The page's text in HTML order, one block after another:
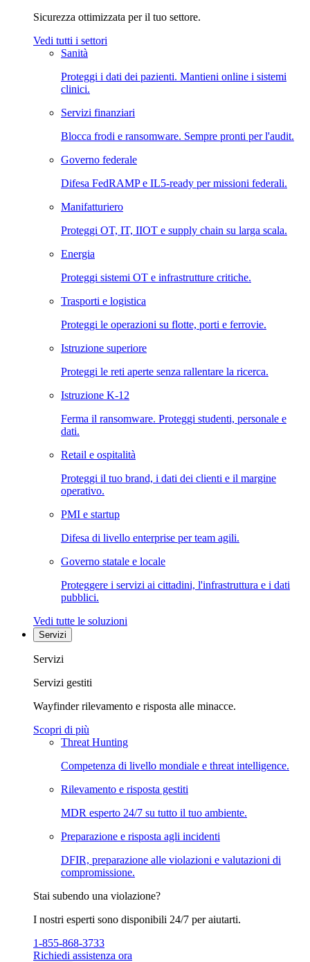
Sicurezza ottimizzata per il tuo settore.
Vedi tutti i settori
Sanità
Proteggi i dati dei pazienti. Mantieni online i sistemi
clinici.
Servizi finanziari
Blocca frodi e ransomware. Sempre pronti per l'audit.
Governo federale
Difesa FedRAMP e IL5-ready per missioni federali.
Manifatturiero
Proteggi OT, IT, IIOT e supply chain su larga scala.
Energia
Proteggi sistemi OT e infrastrutture critiche.
Trasporti e logistica
Proteggi le operazioni su flotte, porti e ferrovie.
Istruzione superiore
Proteggi le reti aperte senza rallentare la ricerca.
Istruzione K-12
Ferma il ransomware. Proteggi studenti, personale e
dati.
Retail e ospitalità
Proteggi il tuo brand, i dati dei clienti e il margine
operativo.
PMI e startup
Difesa di livello enterprise per team agili.
Governo statale e locale
Proteggere i servizi ai cittadini, l'infrastruttura e i dati
pubblici.
Vedi tutte le soluzioni
Servizi
Servizi
Servizi gestiti
Wayfinder rilevamento e risposta alle minacce.
Scopri di più
Threat Hunting
Competenza di livello mondiale e threat intelligence.
Rilevamento e risposta gestiti
MDR esperto 24/7 su tutto il tuo ambiente.
Preparazione e risposta agli incidenti
DFIR, preparazione alle violazioni e valutazioni di
compromissione.
Stai subendo una violazione?
I nostri esperti sono disponibili 24/7 per aiutarti.
1-855-868-3733
Richiedi assistenza ora